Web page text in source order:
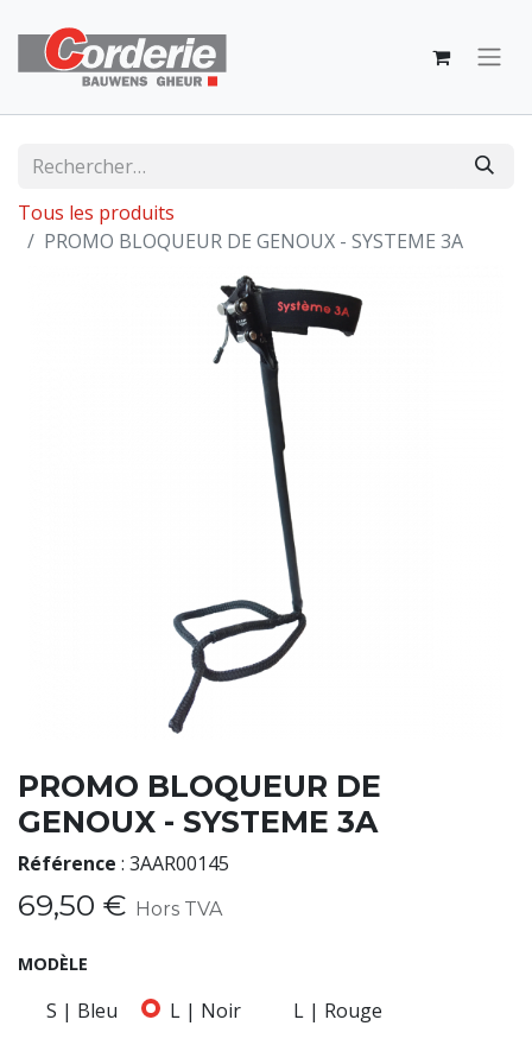
Tous les produits
PROMO BLOQUEUR DE GENOUX - SYSTEME 3A
PROMO BLOQUEUR DE
GENOUX - SYSTEME 3A
Référence : 3AAR00145
69,50 € Hors TVA
MODÈLE
S | Bleu L | Noir L | Rouge